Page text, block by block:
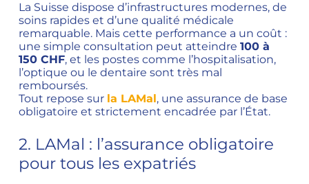
La Suisse dispose d’infrastructures modernes, de
soins rapides et d’une qualité médicale
remarquable. Mais cette performance a un coût :
une simple consultation peut atteindre 100 à
150 CHF, et les postes comme l’hospitalisation,
l’optique ou le dentaire sont très mal
remboursés.
Tout repose sur la LAMal, une assurance de base
obligatoire et strictement encadrée par l’État.
2. LAMal : l’assurance obligatoire
pour tous les expatriés